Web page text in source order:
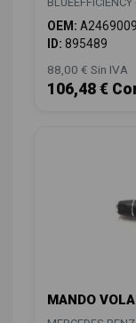
OEM:
ID: 895489
88,00 € Sin IVA
106,48 €
MANDO